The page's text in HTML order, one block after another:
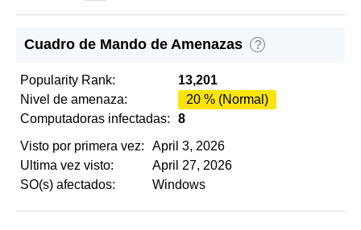
Cuadro de Mando de Amenazas ?
Popularity Rank:
13,201
Nivel de amenaza:
20 % (Normal)
Computadoras infectadas:
8
Visto por primera vez:
April 3, 2026
Ultima vez visto:
April 27, 2026
SO(s) afectados:
Windows